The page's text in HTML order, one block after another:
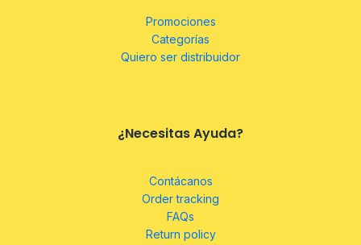
Promociones
Categorías
Quiero ser distribuidor
¿Necesitas Ayuda?
Contácanos
Order tracking
FAQs
Return policy